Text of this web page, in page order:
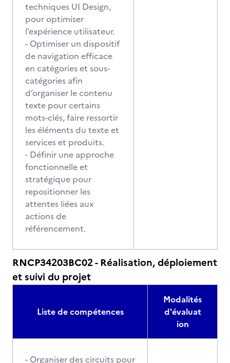
techniques UI Design,
pour optimiser
l’expérience utilisateur.
- Optimiser un dispositif
de navigation efficace
en catégories et sous-
catégories afin
d’organiser le contenu
texte pour certains
mots-clés, faire ressortir
les éléments du texte et
services et produits.
- Définir une approche
fonctionnelle et
stratégique pour
repositionner les
attentes liées aux
actions de
référencement.
RNCP34203BC02 - Réalisation, déploiement
et suivi du projet
Liste de compétences
Modalités
d'évaluat
ion
- Organiser des circuits pour